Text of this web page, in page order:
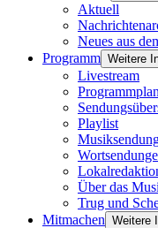
Aktuell
Neues aus
Programm Weitere
Livestream
Programmplan
Playlist
Über das
Trug und
Mitmachen Weitere